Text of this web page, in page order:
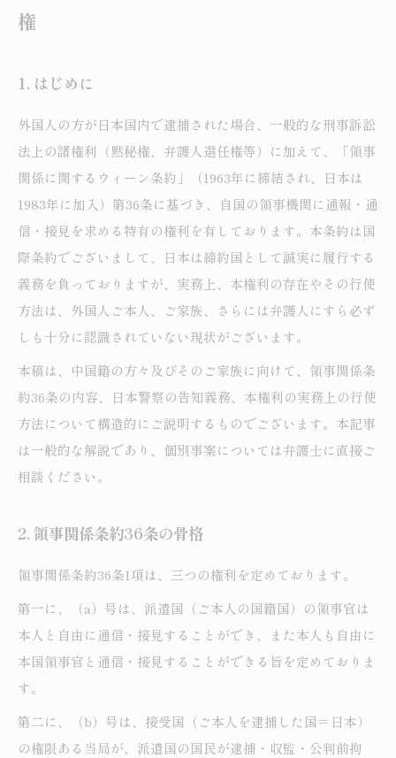
権
1. はじめに
外国人の方が日本国内で逮捕された場合、一般的な刑事訴訟
法上の諸権利（黙秘権、弁護人選任権等）に加えて、「領事
関係に関するウィーン条約」（1963年に締結され、日本は
1983年に加入）第36条に基づき、自国の領事機関に通報・通
信・接見を求める特有の権利を有しております。本条約は国
際条約でございまして、日本は締約国として誠実に履行する
義務を負っておりますが、実務上、本権利の存在やその行使
方法は、外国人ご本人、ご家族、さらには弁護人にすら必ず
しも十分に認識されていない現状がございます。
本稿は、中国籍の方々及びそのご家族に向けて、領事関係条
約36条の内容、日本警察の告知義務、本権利の実務上の行使
方法について構造的にご説明するものでございます。本記事
は一般的な解説であり、個別事案については弁護士に直接ご
相談ください。
2. 領事関係条約36条の骨格
領事関係条約36条1項は、三つの権利を定めております。
第一に、（a）号は、派遣国（ご本人の国籍国）の領事官は
本人と自由に通信・接見することができ、また本人も自由に
本国領事官と通信・接見することができる旨を定めておりま
す。
第二に、（b）号は、接受国（ご本人を逮捕した国＝日本）
の権限ある当局が、派遣国の国民が逮捕・収監・公判前拘